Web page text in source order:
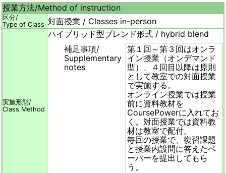
授業方法/Method of instruction
区分/
Type of Class 対面授業 / Classes in-person
実施形態/
Class Method
ハイブリッド型ブレンド形式 / hybrid blend
補足事項/
Supplementary
notes
第１回～第３回はオンラ
イン授業（オンデマンド
型）、４回目以降は原則
として教室での対面授業
で実施する。
オンライン授業では授業
前に資料教材を
CoursePowerに入れてお
く。対面授業では資料教
材は教室で配付。
毎回の授業で、復習課題
と授業内設問に答えたペ
ーパーを提出してもら
う。